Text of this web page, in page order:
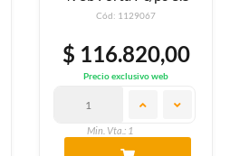
Cód: 1129067
$ 116.820,00
Precio exclusivo web
Min. Vta.: 1